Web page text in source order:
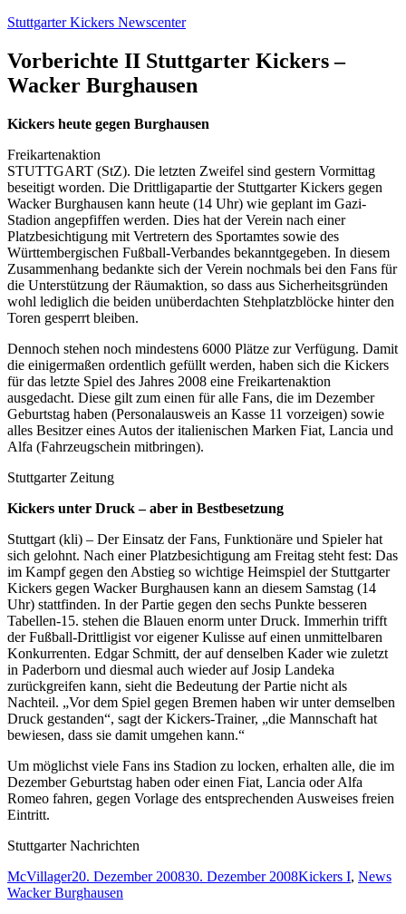
Zum
springen
Stuttgarter Kickers Newscenter
Vorberichte II Stuttgarter Kickers –
Wacker Burghausen
Kickers heute gegen Burghausen
Freikartenaktion
STUTTGART (StZ). Die letzten Zweifel sind gestern Vormittag
beseitigt worden. Die Drittligapartie der Stuttgarter Kickers gegen
Wacker Burghausen kann heute (14 Uhr) wie geplant im Gazi-
Stadion angepfiffen werden. Dies hat der Verein nach einer
Platzbesichtigung mit Vertretern des Sportamtes sowie des
Württembergischen Fußball-Verbandes bekanntgegeben. In diesem
Zusammenhang bedankte sich der Verein nochmals bei den Fans für
die Unterstützung der Räumaktion, so dass aus Sicherheitsgründen
wohl lediglich die beiden unüberdachten Stehplatzblöcke hinter den
Toren gesperrt bleiben.
Dennoch stehen noch mindestens 6000 Plätze zur Verfügung. Damit
die einigermaßen ordentlich gefüllt werden, haben sich die Kickers
für das letzte Spiel des Jahres 2008 eine Freikartenaktion
ausgedacht. Diese gilt zum einen für alle Fans, die im Dezember
Geburtstag haben (Personalausweis an Kasse 11 vorzeigen) sowie
alles Besitzer eines Autos der italienischen Marken Fiat, Lancia und
Alfa (Fahrzeugschein mitbringen).
Stuttgarter Zeitung
Kickers unter Druck – aber in Bestbesetzung
Stuttgart (kli) – Der Einsatz der Fans, Funktionäre und Spieler hat
sich gelohnt. Nach einer Platzbesichtigung am Freitag steht fest: Das
im Kampf gegen den Abstieg so wichtige Heimspiel der Stuttgarter
Kickers gegen Wacker Burghausen kann an diesem Samstag (14
Uhr) stattfinden. In der Partie gegen den sechs Punkte besseren
Tabellen-15. stehen die Blauen enorm unter Druck. Immerhin trifft
der Fußball-Drittligist vor eigener Kulisse auf einen unmittelbaren
Konkurrenten. Edgar Schmitt, der auf denselben Kader wie zuletzt
in Paderborn und diesmal auch wieder auf Josip Landeka
zurückgreifen kann, sieht die Bedeutung der Partie nicht als
Nachteil. „Vor dem Spiel gegen Bremen haben wir unter demselben
Druck gestanden“, sagt der Kickers-Trainer, „die Mannschaft hat
bewiesen, dass sie damit umgehen kann.“
Um möglichst viele Fans ins Stadion zu locken, erhalten alle, die im
Dezember Geburtstag haben oder einen Fiat, Lancia oder Alfa
Romeo fahren, gegen Vorlage des entsprechenden Ausweises freien
Eintritt.
Stuttgarter Nachrichten
Autor
McVillagerVeröffentlicht
am
20. Dezember 200830. Dezember 2008Kategorien
Kickers I, News
Wacker Burghausen